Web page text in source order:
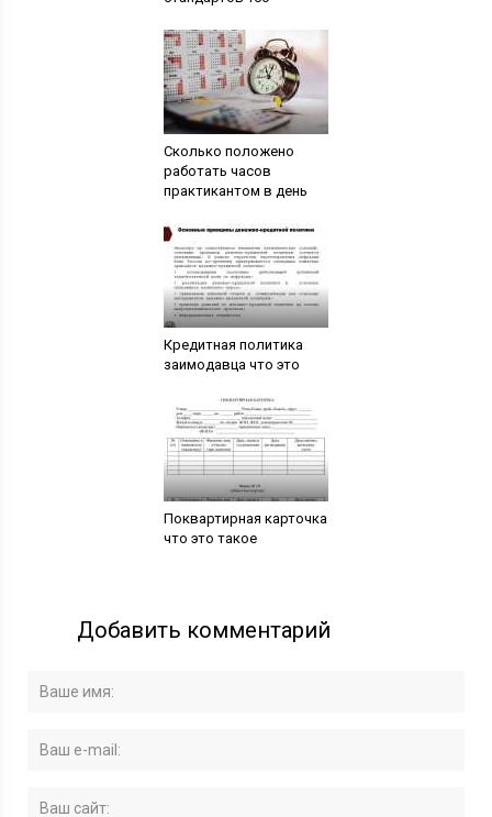
Сколько положено
работать часов
практикантом в день
Кредитная политика
заимодавца что это
Поквартирная карточка
что это такое
Добавить комментарий